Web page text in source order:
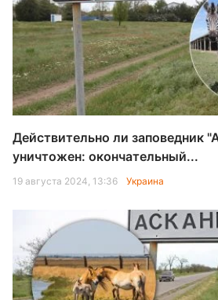
Действительно ли заповедник
уничтожен: окончательный...
19 августа 2024, 13:36 Украина